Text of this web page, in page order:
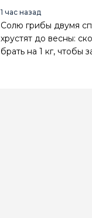
1 час назад
Солю грибы двумя
хрустят до весны:
брать на 1 кг, чтобы